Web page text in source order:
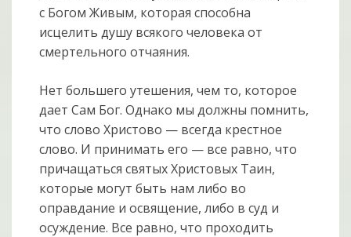
с Богом Живым, которая способна
исцелить душу всякого человека от
смертельного отчаяния.
Нет большего утешения, чем то, которое
дает Сам Бог. Однако мы должны помнить,
что слово Христово — всегда крестное
слово. И принимать его — все равно, что
причащаться святых Христовых Таин,
которые могут быть нам либо во
оправдание и освящение, либо в суд и
осуждение. Все равно, что проходить